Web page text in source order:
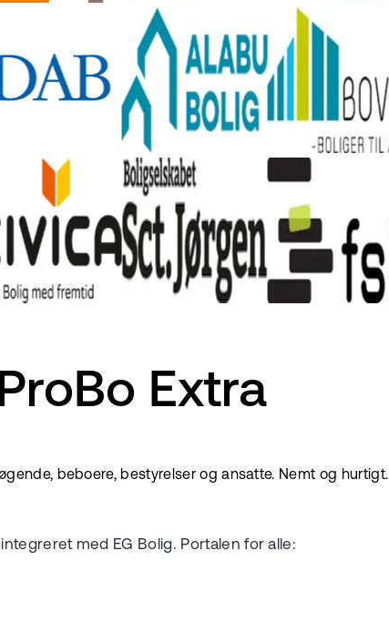
Extra
beboere, bestyrelser og ansatte. Nemt og hurtigt.
med EG Bolig. Portalen for alle: